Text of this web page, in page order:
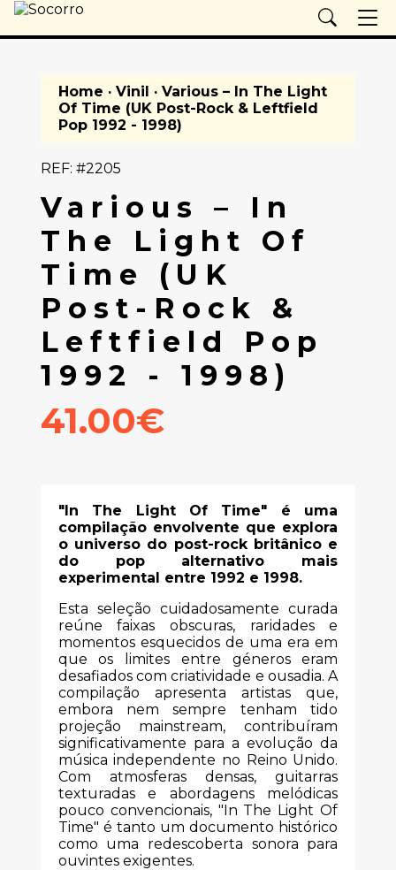
Home · Vinil · Various – In The Light
Of Time (UK Post-Rock & Leftfield
Pop 1992 - 1998)
REF: #2205
Various – In
The Light Of
Time (UK
Post-Rock &
Leftfield Pop
1992 - 1998)
41.00€
"In The Light Of Time" é uma
compilação envolvente que explora
o universo do post-rock britânico e
do pop alternativo mais
experimental entre 1992 e 1998.
Esta seleção cuidadosamente curada
reúne faixas obscuras, raridades e
momentos esquecidos de uma era em
que os limites entre géneros eram
desafiados com criatividade e ousadia. A
compilação apresenta artistas que,
embora nem sempre tenham tido
projeção mainstream, contribuíram
significativamente para a evolução da
música independente no Reino Unido.
Com atmosferas densas, guitarras
texturadas e abordagens melódicas
pouco convencionais, "In The Light Of
Time" é tanto um documento histórico
como uma redescoberta sonora para
ouvintes exigentes.